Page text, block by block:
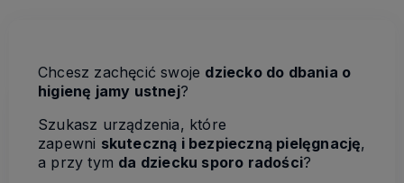
Chcesz zachęcić swoje dziecko do dbania o
higienę jamy ustnej?
Szukasz urządzenia, które
zapewni skuteczną i bezpieczną pielęgnację,
a przy tym da dziecku sporo radości?